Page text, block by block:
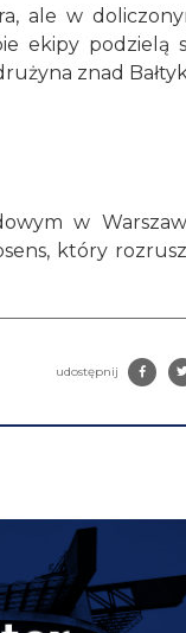
ale w
ekipy podzielą
znad
w
który
udostępnij